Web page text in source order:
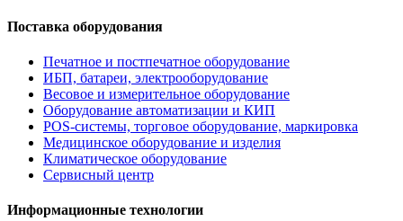
Поставка оборудования
Печатное и постпечатное оборудование
ИБП, батареи, электрооборудование
Весовое и измерительное оборудование
Оборудование автоматизации и КИП
POS-системы, торговое оборудование, маркировка
Медицинское оборудование и изделия
Климатическое оборудование
Сервисный центр
Информационные технологии